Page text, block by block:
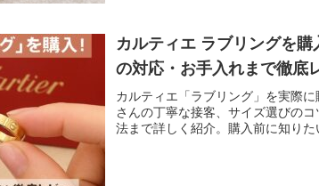
カルティエ ラブリングを
の対応・お手入れまで徹底
カルティエ「ラブリング」を実際
さんの丁寧な接客、サイズ選びの
法まで詳しく紹介。購入前に知りた